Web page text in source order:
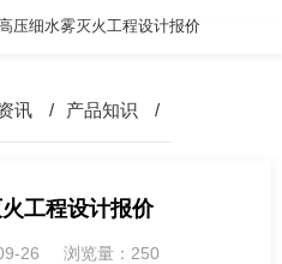
压细水雾灭火工程设计报价
讯 / 产品知识 /
工程设计报价
26 浏览量：250